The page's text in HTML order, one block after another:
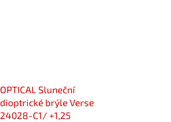
OPTICAL Sluneční
dioptrické brýle Verse
24028-C1/ +1,25